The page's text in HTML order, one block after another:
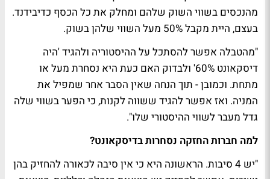
מהנכסים בשווי השוק שלהם ומחלק את כל הכסף כדיבידנד.
בעצם, היית מקבל 50% מעל השווי שלהן בשוק.
"מהטבלה אפשר להסתכל על ההיסטוריה ולהגיד 'היה
דיסקאונט 60%' ולבדוק האם כעת היא נסחרת מעל או
מתחת. וכמובן - תוך הנחה שאין הסבר אחר שמפיל את
המניה. ואז אפשר להגיד ששווה לקנות, כי הפער בשווי שלה
גדל מעבר לשווי ההיסטורי שלו".
למה חברות החזקה נסחרות בדיסקאונט?
"יש 4 סיבות. הראשונה היא כי אין סיבה לכאורה להחזיק בהן